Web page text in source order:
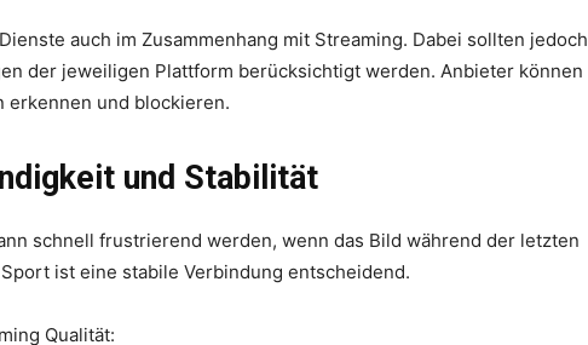
auch im Zusammenhang mit Streaming. Dabei sollten jedoch
der jeweiligen Plattform berücksichtigt werden. Anbieter können
erkennen und blockieren.
und Stabilität
schnell frustrierend werden, wenn das Bild während der letzten
ist eine stabile Verbindung entscheidend.
Qualität: